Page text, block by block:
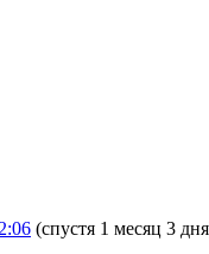
(спустя 1 месяц 3